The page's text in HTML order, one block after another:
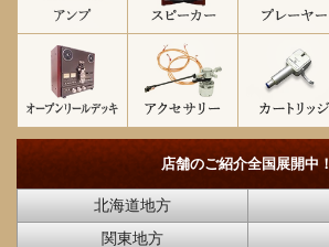
店舗のご紹介全国展開中！
北海道地方
関東地方